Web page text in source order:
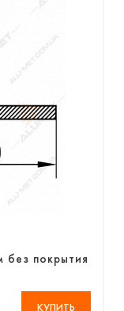
покрытия
КУПИТЬ